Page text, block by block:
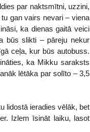
par naktsmītni, uzzini,
gan vairs nevari – viena
ka dienas gaitā veici
būs slikti – pāreju nekur
ceļa, kur būs autobuss.
ka Mikku saraksts
lētāka par solīto – 3,5
lidostā ieradies vēlāk, bet
Izlem īsināt laiku, lasot